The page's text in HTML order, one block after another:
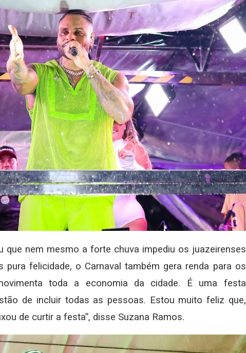
que nem mesmo a forte chuva impediu os juazeirenses
pura felicidade, o Carnaval também gera renda para os
toda a economia da cidade. É uma festa
de incluir todas as pessoas. Estou muito feliz que,
de curtir a festa”, disse Suzana Ramos.